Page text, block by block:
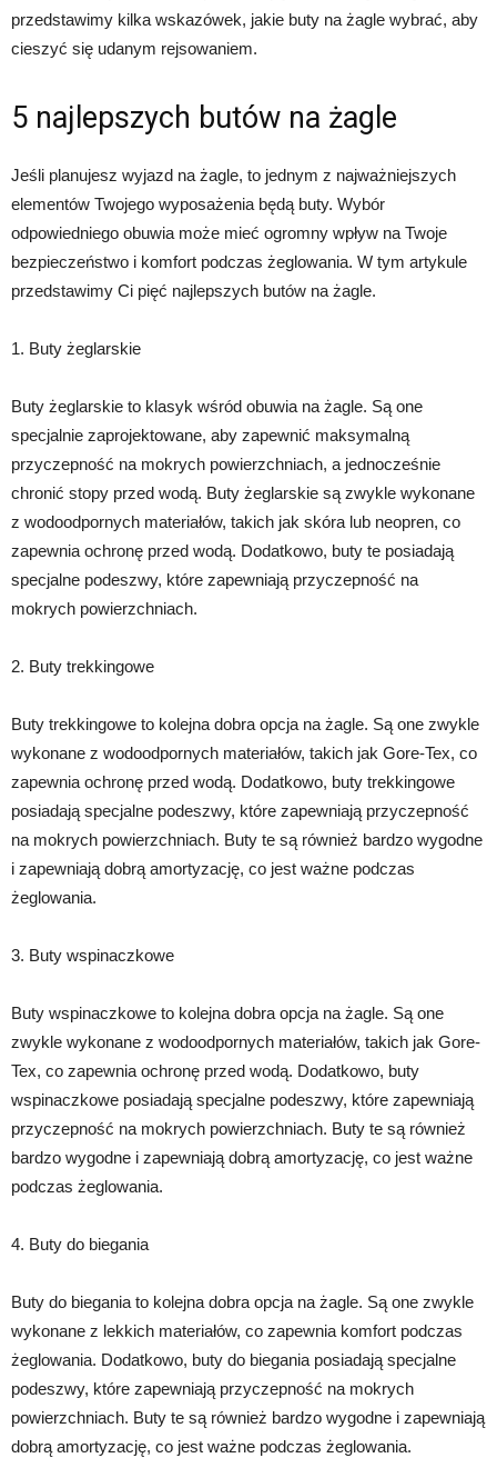
przedstawimy kilka wskazówek, jakie buty na żagle wybrać, aby
cieszyć się udanym rejsowaniem.
5 najlepszych butów na żagle
Jeśli planujesz wyjazd na żagle, to jednym z najważniejszych
elementów Twojego wyposażenia będą buty. Wybór
odpowiedniego obuwia może mieć ogromny wpływ na Twoje
bezpieczeństwo i komfort podczas żeglowania. W tym artykule
przedstawimy Ci pięć najlepszych butów na żagle.
1. Buty żeglarskie
Buty żeglarskie to klasyk wśród obuwia na żagle. Są one
specjalnie zaprojektowane, aby zapewnić maksymalną
przyczepność na mokrych powierzchniach, a jednocześnie
chronić stopy przed wodą. Buty żeglarskie są zwykle wykonane
z wodoodpornych materiałów, takich jak skóra lub neopren, co
zapewnia ochronę przed wodą. Dodatkowo, buty te posiadają
specjalne podeszwy, które zapewniają przyczepność na
mokrych powierzchniach.
2. Buty trekkingowe
Buty trekkingowe to kolejna dobra opcja na żagle. Są one zwykle
wykonane z wodoodpornych materiałów, takich jak Gore-Tex, co
zapewnia ochronę przed wodą. Dodatkowo, buty trekkingowe
posiadają specjalne podeszwy, które zapewniają przyczepność
na mokrych powierzchniach. Buty te są również bardzo wygodne
i zapewniają dobrą amortyzację, co jest ważne podczas
żeglowania.
3. Buty wspinaczkowe
Buty wspinaczkowe to kolejna dobra opcja na żagle. Są one
zwykle wykonane z wodoodpornych materiałów, takich jak Gore-
Tex, co zapewnia ochronę przed wodą. Dodatkowo, buty
wspinaczkowe posiadają specjalne podeszwy, które zapewniają
przyczepność na mokrych powierzchniach. Buty te są również
bardzo wygodne i zapewniają dobrą amortyzację, co jest ważne
podczas żeglowania.
4. Buty do biegania
Buty do biegania to kolejna dobra opcja na żagle. Są one zwykle
wykonane z lekkich materiałów, co zapewnia komfort podczas
żeglowania. Dodatkowo, buty do biegania posiadają specjalne
podeszwy, które zapewniają przyczepność na mokrych
powierzchniach. Buty te są również bardzo wygodne i zapewniają
dobrą amortyzację, co jest ważne podczas żeglowania.